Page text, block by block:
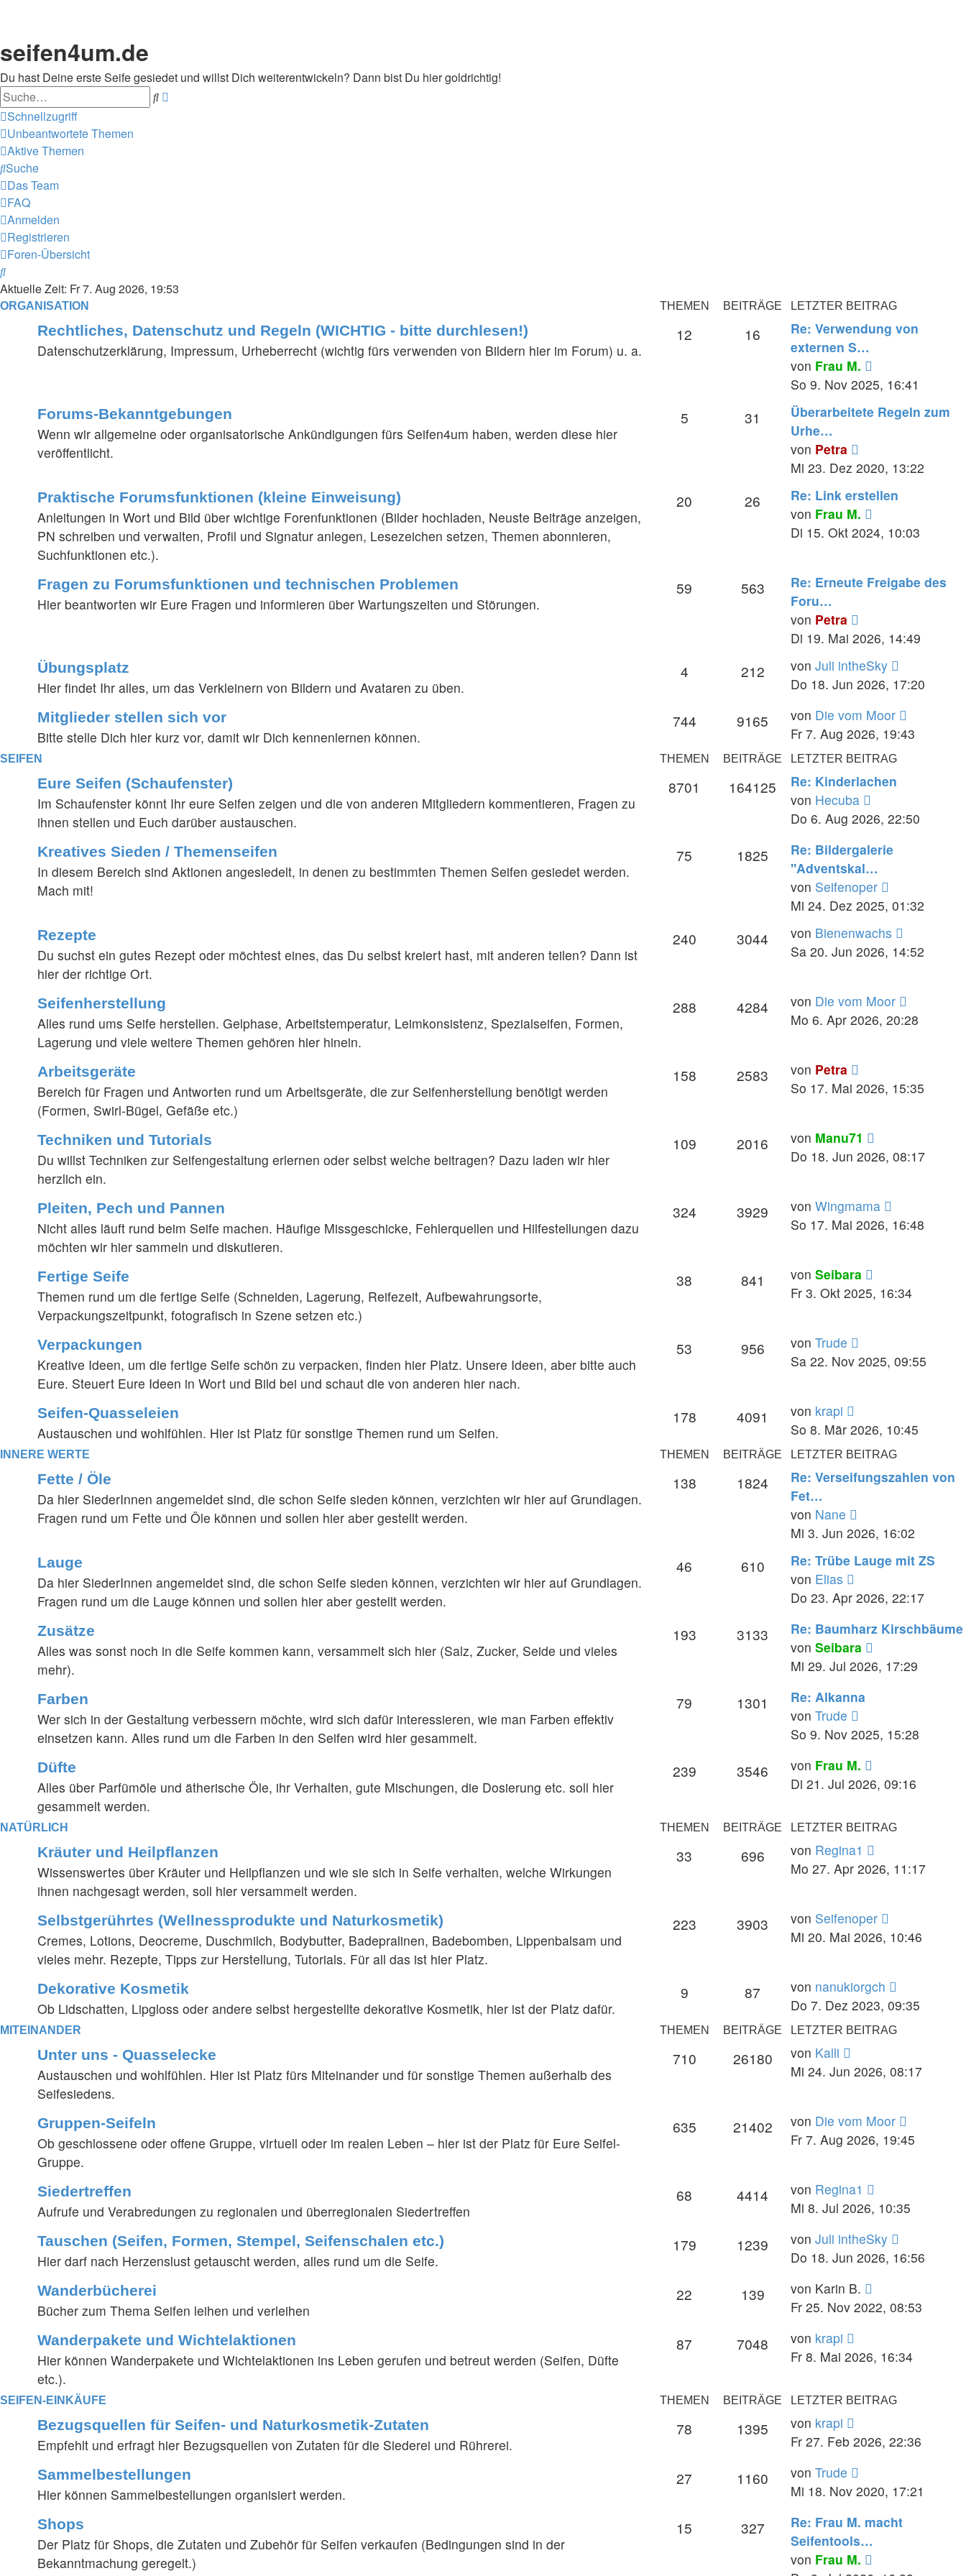
seifen4um.de
Du hast Deine erste Seife gesiedet und willst Dich weiterentwickeln? Dann bist Du hier goldrichtig!
Suche
Schnellzugriff
Unbeantwortete Themen
Aktive Themen
Suche
Das Team
FAQ
Anmelden
Registrieren
Foren-Übersicht
Suche
Aktuelle Zeit: Fr 7. Aug 2026, 19:53
ORGANISATION THEMEN BEITRÄGE LETZTER BEITRAG
Rechtliches, Datenschutz und Regeln (WICHTIG - bitte durchlesen!)
Datenschutzerklärung, Impressum, Urheberrecht (wichtig fürs verwenden von Bildern hier im Forum) u. a.
12 16
Re: Verwendung von
externen S…
von Frau M.
Beitrag
So 9. Nov 2025, 16:41
Forums-Bekanntgebungen
Wenn wir allgemeine oder organisatorische Ankündigungen fürs Seifen4um haben, werden diese hier
veröffentlicht.
5 31
Überarbeitete Regeln zum
Urhe…
von Petra
Beitrag
Mi 23. Dez 2020, 13:22
Praktische Forumsfunktionen (kleine Einweisung)
Anleitungen in Wort und Bild über wichtige Forenfunktionen (Bilder hochladen, Neuste Beiträge anzeigen,
PN schreiben und verwalten, Profil und Signatur anlegen, Lesezeichen setzen, Themen abonnieren,
Suchfunktionen etc.).
20 26
Re: Link erstellen
von Frau M.
Beitrag
Di 15. Okt 2024, 10:03
Fragen zu Forumsfunktionen und technischen Problemen
Hier beantworten wir Eure Fragen und informieren über Wartungszeiten und Störungen.
59 563
Re: Erneute Freigabe des
Foru…
von Petra
Beitrag
Di 19. Mai 2026, 14:49
Übungsplatz
Hier findet Ihr alles, um das Verkleinern von Bildern und Avataren zu üben.
4 212 von Juli intheSky
Beitrag
Do 18. Jun 2026, 17:20
Mitglieder stellen sich vor
Bitte stelle Dich hier kurz vor, damit wir Dich kennenlernen können.
744 9165 von Die vom Moor
Beitrag
Fr 7. Aug 2026, 19:43
SEIFEN THEMEN BEITRÄGE LETZTER BEITRAG
Eure Seifen (Schaufenster)
Im Schaufenster könnt Ihr eure Seifen zeigen und die von anderen Mitgliedern kommentieren, Fragen zu
ihnen stellen und Euch darüber austauschen.
8701 164125
Re: Kinderlachen
von Hecuba
Beitrag
Do 6. Aug 2026, 22:50
Kreatives Sieden / Themenseifen
In diesem Bereich sind Aktionen angesiedelt, in denen zu bestimmten Themen Seifen gesiedet werden.
Mach mit!
75 1825
Re: Bildergalerie
"Adventskal…
von Seifenoper
Beitrag
Mi 24. Dez 2025, 01:32
Rezepte
Du suchst ein gutes Rezept oder möchtest eines, das Du selbst kreiert hast, mit anderen teilen? Dann ist
hier der richtige Ort.
240 3044 von Bienenwachs
Beitrag
Sa 20. Jun 2026, 14:52
Seifenherstellung
Alles rund ums Seife herstellen. Gelphase, Arbeitstemperatur, Leimkonsistenz, Spezialseifen, Formen,
Lagerung und viele weitere Themen gehören hier hinein.
288 4284 von Die vom Moor
Beitrag
Mo 6. Apr 2026, 20:28
Arbeitsgeräte
Bereich für Fragen und Antworten rund um Arbeitsgeräte, die zur Seifenherstellung benötigt werden
(Formen, Swirl-Bügel, Gefäße etc.)
158 2583 von Petra
Beitrag
So 17. Mai 2026, 15:35
Techniken und Tutorials
Du willst Techniken zur Seifengestaltung erlernen oder selbst welche beitragen? Dazu laden wir hier
herzlich ein.
109 2016 von Manu71
Beitrag
Do 18. Jun 2026, 08:17
Pleiten, Pech und Pannen
Nicht alles läuft rund beim Seife machen. Häufige Missgeschicke, Fehlerquellen und Hilfestellungen dazu
möchten wir hier sammeln und diskutieren.
324 3929 von Wingmama
Beitrag
So 17. Mai 2026, 16:48
Fertige Seife
Themen rund um die fertige Seife (Schneiden, Lagerung, Reifezeit, Aufbewahrungsorte,
Verpackungszeitpunkt, fotografisch in Szene setzen etc.)
38 841 von Seibara
Beitrag
Fr 3. Okt 2025, 16:34
Verpackungen
Kreative Ideen, um die fertige Seife schön zu verpacken, finden hier Platz. Unsere Ideen, aber bitte auch
Eure. Steuert Eure Ideen in Wort und Bild bei und schaut die von anderen hier nach.
53 956 von Trude
Beitrag
Sa 22. Nov 2025, 09:55
Seifen-Quasseleien
Austauschen und wohlfühlen. Hier ist Platz für sonstige Themen rund um Seifen.
178 4091 von krapi
Beitrag
So 8. Mär 2026, 10:45
INNERE WERTE THEMEN BEITRÄGE LETZTER BEITRAG
Fette / Öle
Da hier SiederInnen angemeldet sind, die schon Seife sieden können, verzichten wir hier auf Grundlagen.
Fragen rund um Fette und Öle können und sollen hier aber gestellt werden.
138 1824
Re: Verseifungszahlen von
Fet…
von Nane
Beitrag
Mi 3. Jun 2026, 16:02
Lauge
Da hier SiederInnen angemeldet sind, die schon Seife sieden können, verzichten wir hier auf Grundlagen.
Fragen rund um die Lauge können und sollen hier aber gestellt werden.
46 610
Re: Trübe Lauge mit ZS
von Elias
Beitrag
Do 23. Apr 2026, 22:17
Zusätze
Alles was sonst noch in die Seife kommen kann, versammelt sich hier (Salz, Zucker, Seide und vieles
mehr).
193 3133
Re: Baumharz Kirschbäume
von Seibara
Beitrag
Mi 29. Jul 2026, 17:29
Farben
Wer sich in der Gestaltung verbessern möchte, wird sich dafür interessieren, wie man Farben effektiv
einsetzen kann. Alles rund um die Farben in den Seifen wird hier gesammelt.
79 1301
Re: Alkanna
von Trude
Beitrag
So 9. Nov 2025, 15:28
Düfte
Alles über Parfümöle und ätherische Öle, ihr Verhalten, gute Mischungen, die Dosierung etc. soll hier
gesammelt werden.
239 3546 von Frau M.
Beitrag
Di 21. Jul 2026, 09:16
NATÜRLICH THEMEN BEITRÄGE LETZTER BEITRAG
Kräuter und Heilpflanzen
Wissenswertes über Kräuter und Heilpflanzen und wie sie sich in Seife verhalten, welche Wirkungen
ihnen nachgesagt werden, soll hier versammelt werden.
33 696 von Regina1
Beitrag
Mo 27. Apr 2026, 11:17
Selbstgerührtes (Wellnessprodukte und Naturkosmetik)
Cremes, Lotions, Deocreme, Duschmilch, Bodybutter, Badepralinen, Badebomben, Lippenbalsam und
vieles mehr. Rezepte, Tipps zur Herstellung, Tutorials. Für all das ist hier Platz.
223 3903 von Seifenoper
Beitrag
Mi 20. Mai 2026, 10:46
Dekorative Kosmetik
Ob Lidschatten, Lipgloss oder andere selbst hergestellte dekorative Kosmetik, hier ist der Platz dafür.
9 87 von nanukiorgch
Beitrag
Do 7. Dez 2023, 09:35
MITEINANDER THEMEN BEITRÄGE LETZTER BEITRAG
Unter uns - Quasselecke
Austauschen und wohlfühlen. Hier ist Platz fürs Miteinander und für sonstige Themen außerhalb des
Seifesiedens.
710 26180 von Kalli
Beitrag
Mi 24. Jun 2026, 08:17
Gruppen-Seifeln
Ob geschlossene oder offene Gruppe, virtuell oder im realen Leben – hier ist der Platz für Eure Seifel-
Gruppe.
635 21402 von Die vom Moor
Beitrag
Fr 7. Aug 2026, 19:45
Siedertreffen
Aufrufe und Verabredungen zu regionalen und überregionalen Siedertreffen
68 4414 von Regina1
Beitrag
Mi 8. Jul 2026, 10:35
Tauschen (Seifen, Formen, Stempel, Seifenschalen etc.)
Hier darf nach Herzenslust getauscht werden, alles rund um die Seife.
179 1239 von Juli intheSky
Beitrag
Do 18. Jun 2026, 16:56
Wanderbücherei
Bücher zum Thema Seifen leihen und verleihen
22 139 von Karin B.
Beitrag
Fr 25. Nov 2022, 08:53
Wanderpakete und Wichtelaktionen
Hier können Wanderpakete und Wichtelaktionen ins Leben gerufen und betreut werden (Seifen, Düfte
etc.).
87 7048 von krapi
Beitrag
Fr 8. Mai 2026, 16:34
SEIFEN-EINKÄUFE THEMEN BEITRÄGE LETZTER BEITRAG
Bezugsquellen für Seifen- und Naturkosmetik-Zutaten
Empfehlt und erfragt hier Bezugsquellen von Zutaten für die Siederei und Rührerei.
78 1395 von krapi
Beitrag
Fr 27. Feb 2026, 22:36
Sammelbestellungen
Hier können Sammelbestellungen organisiert werden.
27 1160 von Trude
Beitrag
Mi 18. Nov 2020, 17:21
Shops
Der Platz für Shops, die Zutaten und Zubehör für Seifen verkaufen (Bedingungen sind in der
Bekanntmachung geregelt.)
15 327
Re: Frau M. macht
Seifentools…
von Frau M.